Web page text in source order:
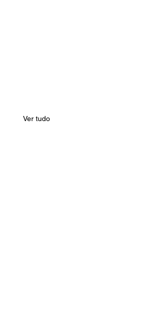
Ver tudo